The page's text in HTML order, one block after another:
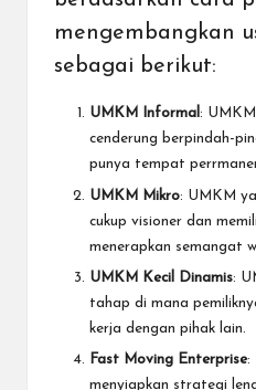
mengembangkan
sebagai berikut:
UMKM Informal :
cenderung berpindah-
punya tempat
UMKM Mikro: UMKM
cukup visioner dan
menerapkan semangat
UMKM Kecil Dinamis:
tahap di mana
kerja dengan pihak lain.
Fast Moving Enterprise:
menyiapkan strategi